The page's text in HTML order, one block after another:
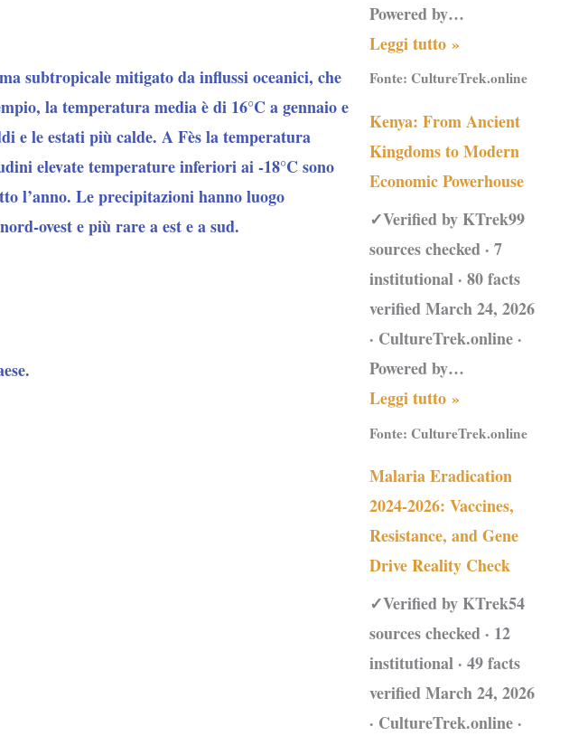
subtropicale mitigato da influssi oceanici, che
la temperatura media è di 16°C a gennaio e
e le estati più calde. A Fès la temperatura
elevate temperature inferiori ai -18°C sono
l’anno. Le precipitazioni hanno luogo
ovest e più rare a est e a sud.
Powered by…
Leggi tutto »
Fonte:CultureTrek.online
Kenya: From Ancient
Kingdoms to Modern
Economic Powerhouse
✓Verified by KTrek99
sources checked · 7
institutional · 80 facts
verified March 24, 2026
· CultureTrek.online ·
Powered by…
Leggi tutto »
Fonte:CultureTrek.online
Malaria Eradication
2024-2026: Vaccines,
Resistance, and Gene
Drive Reality Check
✓Verified by KTrek54
sources checked · 12
institutional · 49 facts
verified March 24, 2026
· CultureTrek.online ·